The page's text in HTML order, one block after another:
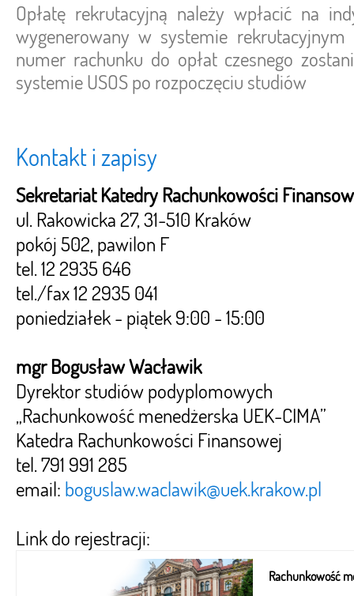
Opłatę rekrutacyjną należy wpłacić na
wygenerowany w systemie
numer rachunku do opłat czesnego
systemie USOS po rozpoczęciu studiów
Kontakt i zapisy
Sekretariat Katedry Rachunkowości
ul. Rakowicka 27, 31-510 Kraków
pokój 502, pawilon F
tel. 12 2935 646
tel./fax 12 2935 041
poniedziałek - piątek 9:00 - 15:00
mgr Bogusław Wacławik
Dyrektor studiów podyplomowych
„Rachunkowość menedżerska UEK-CIMA”
Katedra Rachunkowości Finansowej
tel. 791 991 285
email: boguslaw.waclawik@uek.krakow.pl
Link do rejestracji:
Rachunkowość